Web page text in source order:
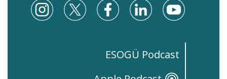
ESOGÜ Podcast